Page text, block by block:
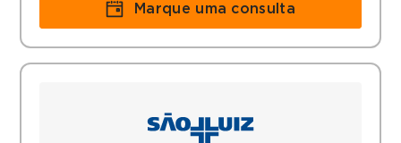
Marque uma consulta